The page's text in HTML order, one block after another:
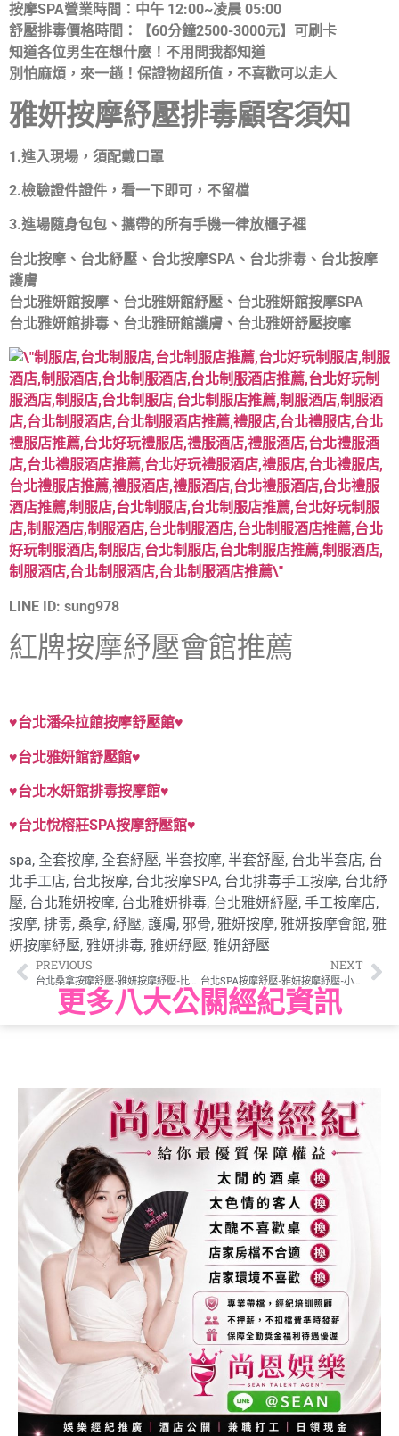
按摩SPA營業時間：中午 12:00~凌晨 05:00
舒壓排毒價格時間：【60分鐘2500-3000元】可刷卡
知道各位男生在想什麼！不用問我都知道
別怕麻煩，來一趟！保證物超所值，不喜歡可以走人
雅妍按摩紓壓排毒顧客須知
1.進入現場，須配戴口罩
2.檢驗證件證件，看一下即可，不留檔
3.進場隨身包包、攜帶的所有手機一律放櫃子裡
台北按摩、台北紓壓、台北按摩SPA、台北排毒、台北按摩
護膚
台北雅妍館按摩、台北雅妍館紓壓、台北雅妍館按摩SPA
台北雅妍館排毒、台北雅研館護膚、台北雅妍舒壓按摩
LINE ID: sung978
紅牌按摩紓壓會館推薦
♥台北潘朵拉館按摩舒壓館♥
♥台北雅妍館舒壓館♥
♥台北水妍館排毒按摩館♥
♥台北悅榕莊SPA按摩舒壓館♥
spa, 全套按摩, 全套紓壓, 半套按摩, 半套舒壓, 台北半套店, 台
北手工店, 台北按摩, 台北按摩SPA, 台北排毒手工按摩, 台北紓
壓, 台北雅妍按摩, 台北雅妍排毒, 台北雅妍紓壓, 手工按摩店,
按摩, 排毒, 桑拿, 紓壓, 護膚, 邪骨, 雅妍按摩, 雅妍按摩會館, 雅
妍按摩紓壓, 雅妍排毒, 雅妍紓壓, 雅妍舒壓
PREVIOUS NEXT
台北SPA按摩舒壓-雅妍按摩紓壓-小愛159/43/C
更多八大公關經紀資訊